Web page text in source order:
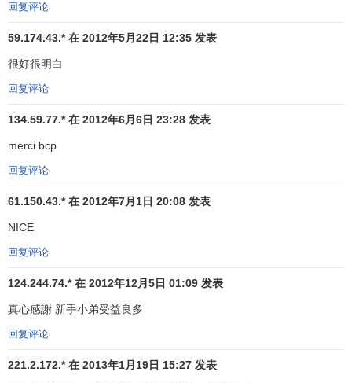
7、股价位于移动平均线下方运行，反弹时未突破移动平
均线，且移动平均线跌势减缓，趋于水平后又出现下跌趋
8、股价反弹后在移动平均线上方徘徊，而移动平均线却
以上第三条和第八条不易掌握，具体运用时风险较大，
是买卖时机，可以参照乖离率来解决。
（三）、移动平均线的买进时机：
1、股价曲线由下向上突破5日、10日移动平均线，且5
日均线上穿 10 日均线形成黄金交叉，显现多方力量增强，已
机。
回复评论
59.174.43.* 在 2012年5月22日 12:35 发表
很好很明白
回复评论
134.59.77.* 在 2012年6月6日 23:28 发表
merci bcp
回复评论
61.150.43.* 在 2012年7月1日 20:08 发表
NICE
回复评论
124.244.74.* 在 2012年12月5日 01:09 发表
真心感謝 新手小弟受益良多
回复评论
221.2.172.* 在 2013年1月19日 15:27 发表